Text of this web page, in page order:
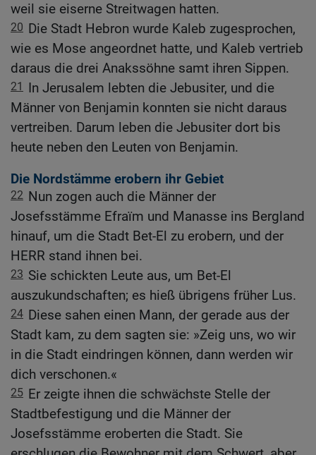
weil sie eiserne Streitwagen hatten.
20 Die Stadt Hebron wurde Kaleb zugesprochen,
wie es Mose angeordnet hatte, und Kaleb vertrieb
daraus die drei Anakssöhne samt ihren Sippen.
21
In Jerusalem lebten die Jebusiter, und die
Männer von Benjamin konnten sie nicht daraus
vertreiben. Darum leben die Jebusiter dort bis
heute neben den Leuten von Benjamin.
Die Nordstämme erobern ihr Gebiet
22 Nun zogen auch die Männer der
Josefsstämme Efraïm und Manasse ins Bergland
hinauf, um die Stadt Bet-El zu erobern, und der
HERR stand ihnen bei.
23 Sie schickten Leute aus, um Bet-El
auszukundschaften; es hieß übrigens früher Lus.
24 Diese sahen einen Mann, der gerade aus der
Stadt kam, zu dem sagten sie: »Zeig uns, wo wir
in die Stadt eindringen können, dann werden wir
dich verschonen.«
25 Er zeigte ihnen die schwächste Stelle der
Stadtbefestigung und die Männer der
Josefsstämme eroberten die Stadt. Sie